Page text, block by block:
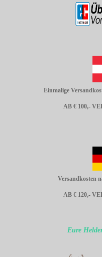
Einmalige
AB € 100,-
Versandkosten
AB € 120,-
Eure